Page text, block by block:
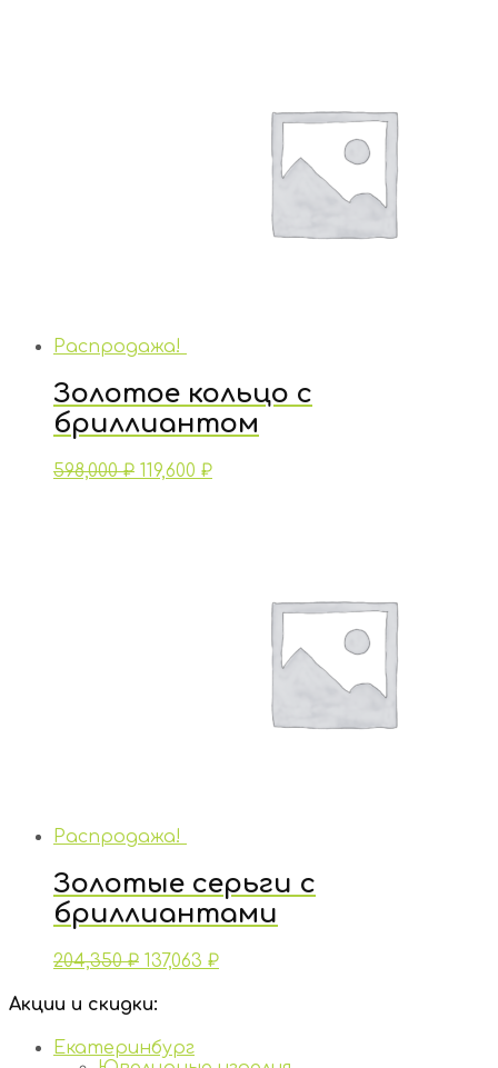
Распродажа!
Золотое кольцо с
бриллиантом
598,000₽ 119,600 ₽
Распродажа!
Золотые серьги с
бриллиантами
204,350₽ 137,063 ₽
Акции и скидки:
Екатеринбург